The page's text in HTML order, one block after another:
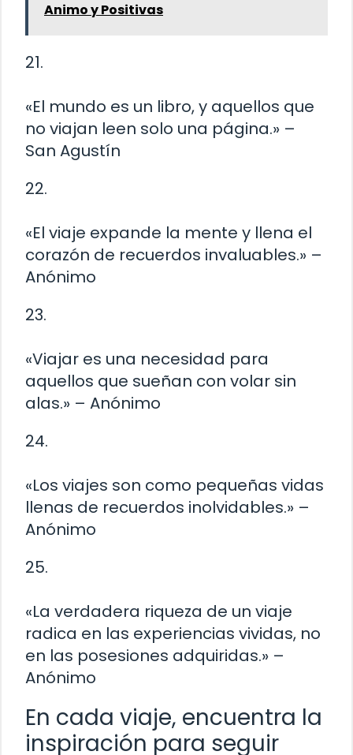
Animo y Positivas
21.
«El mundo es un libro, y aquellos que
no viajan leen solo una página.» –
San Agustín
22.
«El viaje expande la mente y llena el
corazón de recuerdos invaluables.» –
Anónimo
23.
«Viajar es una necesidad para
aquellos que sueñan con volar sin
alas.» – Anónimo
24.
«Los viajes son como pequeñas vidas
llenas de recuerdos inolvidables.» –
Anónimo
25.
«La verdadera riqueza de un viaje
radica en las experiencias vividas, no
en las posesiones adquiridas.» –
Anónimo
En cada viaje, encuentra la
inspiración para seguir